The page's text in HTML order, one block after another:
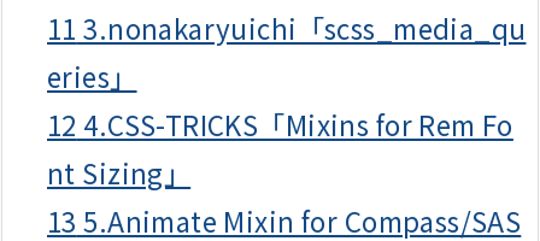
11 3.nonakaryuichi「scss_media_qu
eries」
12 4.CSS-TRICKS「Mixins for Rem Fo
nt Sizing」
13 5.Animate Mixin for Compass/SAS